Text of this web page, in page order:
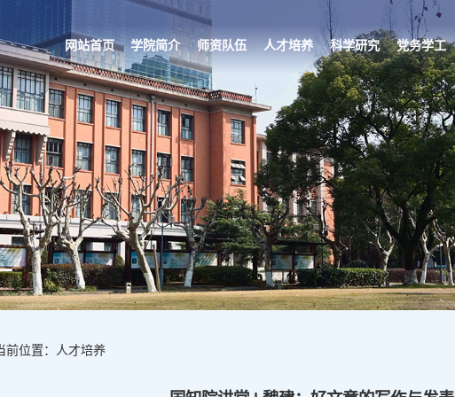
网站首页 学院简介 师资队伍 人才培养 科学研究 党务学工
前位置：人才培养